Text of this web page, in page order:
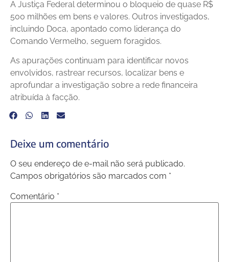
A Justiça Federal determinou o bloqueio de quase R$
500 milhões em bens e valores. Outros investigados,
incluindo Doca, apontado como liderança do
Comando Vermelho, seguem foragidos.
As apurações continuam para identificar novos
envolvidos, rastrear recursos, localizar bens e
aprofundar a investigação sobre a rede financeira
atribuída à facção.
Deixe um comentário
O seu endereço de e-mail não será publicado.
Campos obrigatórios são marcados com *
Comentário *